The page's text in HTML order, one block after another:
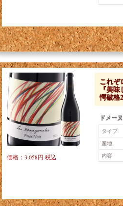
これぞ
『美
愕破格
ドメー
タイプ
産地
内容
価格：3,058円 税込